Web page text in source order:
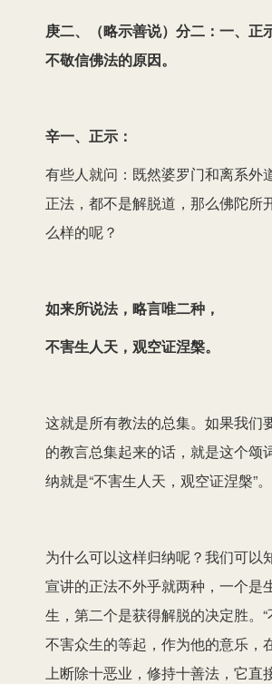
庚二、（略示善说）分二：一、正
不敬信佛法的原因。
辛一、正示：
有些人就问：既然婆罗门和离系外
正法，都不是解脱道，那么佛陀所
么样的呢？
如来所说法，略言唯二种，
不害生人天，观空证涅槃。
这就是所有教法的总集。如果我们
的教言总集起来的话，就是这个颂
纳就是“不害生人天，观空证涅槃”。
为什么可以这样归纳呢？我们可以
宣讲的正法不外乎就两种，一个是
生，第二个是获得解脱的决定胜。“
不害众生的等起，作为他的意乐，
上断除十恶业，修持十善法，它直